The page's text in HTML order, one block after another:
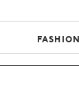
FASHION